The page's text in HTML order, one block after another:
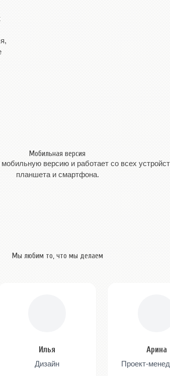
Мобильная версия
версию и работает со всех
планшета и смартфона.
Мы любим то, что мы делаем
Илья
Дизайн
Арина
Проект-